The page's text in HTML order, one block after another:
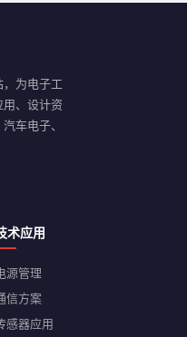
为电子工
、设计资
车电子、
术应用
源管理
信方案
感器应用